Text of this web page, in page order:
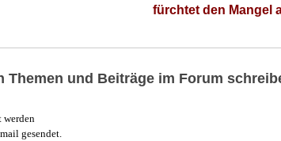
fürchtet den Mangel
und Beiträge im Forum
werden
gesendet.